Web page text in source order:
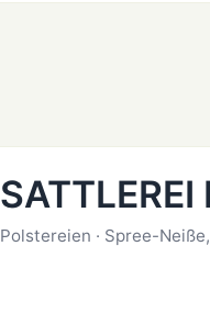
Polstereien · Spree-